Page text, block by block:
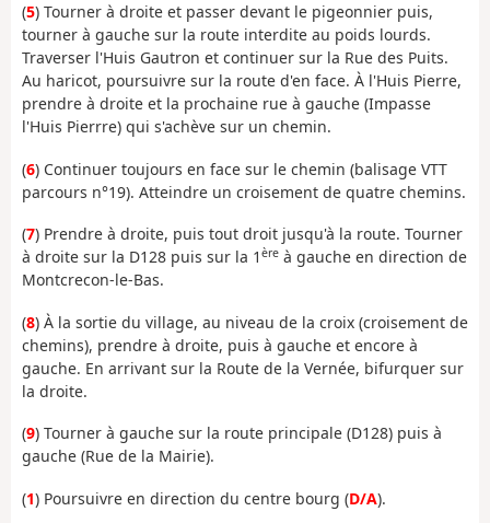
(5) Tourner à droite et passer devant le pigeonnier puis,
tourner à gauche sur la route interdite au poids lourds.
Traverser l'Huis Gautron et continuer sur la Rue des Puits.
Au haricot, poursuivre sur la route d'en face. À l'Huis Pierre,
prendre à droite et la prochaine rue à gauche (Impasse
l'Huis Pierrre) qui s'achève sur un chemin.
(6) Continuer toujours en face sur le chemin (balisage VTT
parcours n°19). Atteindre un croisement de quatre chemins.
(7) Prendre à droite, puis tout droit jusqu'à la route. Tourner
à droite sur la D128 puis sur la 1 ère à gauche en direction de
Montcrecon-le-Bas.
(8) À la sortie du village, au niveau de la croix (croisement de
chemins), prendre à droite, puis à gauche et encore à
gauche. En arrivant sur la Route de la Vernée, bifurquer sur
la droite.
(9) Tourner à gauche sur la route principale (D128) puis à
gauche (Rue de la Mairie).
(1) Poursuivre en direction du centre bourg (D/A).